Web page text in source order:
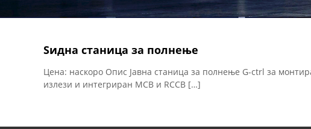
Ѕидна станица за полнење
Цена: наскоро Опис Јавна станица за полнење G-ctrl за
излези и интегриран MCB и RCCB […]